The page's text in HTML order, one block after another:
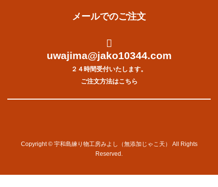
メールでのご注文
uwajima@jako10344.com
２４時間受付いたします。
ご注文方法はこちら
Copyright © 宇和島練り物工房みよし（無添加じゃこ天） All Rights
Reserved.